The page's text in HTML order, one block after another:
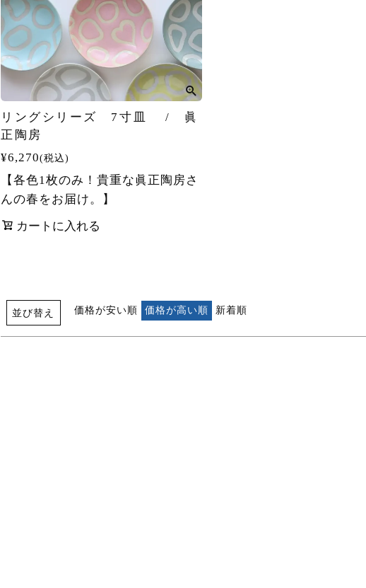
リングシリーズ 7寸皿 / 眞
正陶房
¥6,270 税込
【各色1枚のみ！貴重な眞正陶房さ
んの春をお届け。】
カートに入れる
並び替え 価格が安い順 価格が高い順 新着順